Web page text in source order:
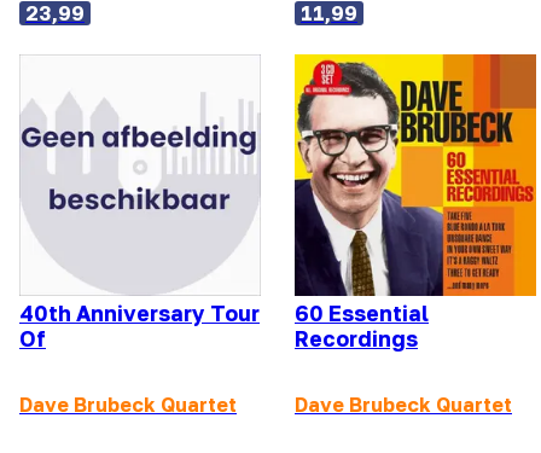
23,99
11,99
40th Anniversary Tour
Of
Dave Brubeck Quartet
60 Essential
Recordings
Dave Brubeck Quartet